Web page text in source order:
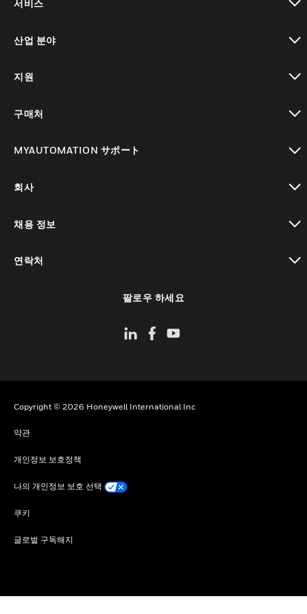
서비스
산업 분야
지원
구매처
MYAUTOMATION サポート
회사
채용 정보
연락처
팔로우 하세요
Copyright © 2026 Honeywell International Inc
약관
개인정보 보호정책
나의 개인정보 보호 선택
쿠키
글로벌 구독해지